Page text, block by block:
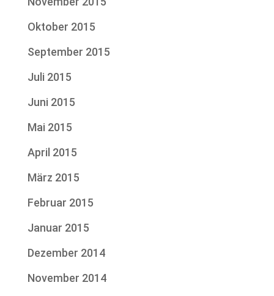
Oktober 2015
September 2015
Juli 2015
Juni 2015
Mai 2015
April 2015
März 2015
Februar 2015
Januar 2015
Dezember 2014
November 2014